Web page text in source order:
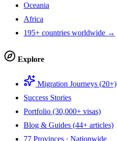
Oceania
Africa
195+ countries worldwide →
Explore
Migration Journeys (20+)
Success Stories
Portfolio (30,000+ visas)
Blog & Guides (44+ articles)
77 Provinces · Nationwide